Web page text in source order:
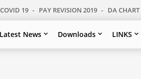
19 PAY REVISION 2019 DA CHART
Latest News Downloads LINKS